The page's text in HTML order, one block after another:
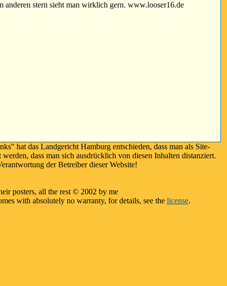
anderen stern sieht man wirklich gern. www.looser16.de
hat das Landgericht Hamburg entschieden, dass man als Site-
dass man sich ausdrücklich von diesen Inhalten distanziert.
der Betreiber dieser Website!
posters, all the rest © 2002 by me
with absolutely no warranty, for details, see the license.